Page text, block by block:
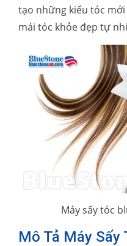
tạo những kiểu tóc
mái tóc khỏe đẹp tự
Máy sấy tóc
Mô Tả Máy Sấy